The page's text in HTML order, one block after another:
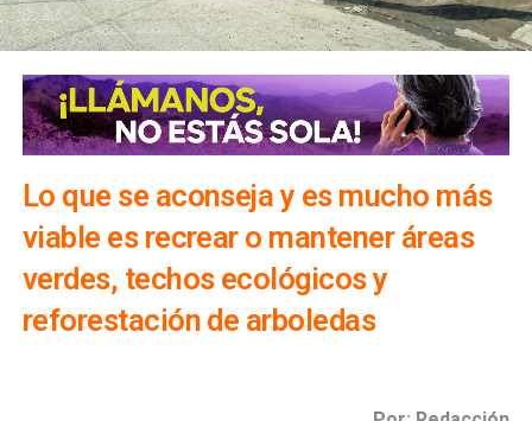
Lo que se aconseja y es mucho más
viable es recrear o mantener áreas
verdes, techos ecológicos y
reforestación de arboledas